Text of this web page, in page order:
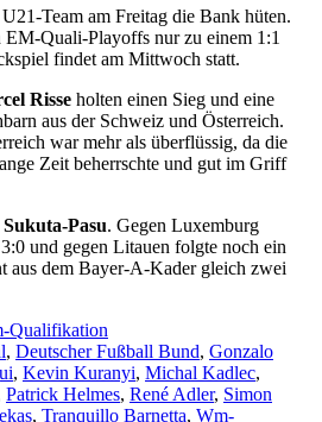
Team am Freitag die Bank hüten.
Quali-Playoffs nur zu einem 1:1
findet am Mittwoch statt.
Risse holten einen Sieg und eine
aus der Schweiz und Österreich.
war mehr als überflüssig, da die
Zeit beherrschte und gut im Griff
Pasu. Gegen Luxemburg
und gegen Litauen folgte noch ein
aus dem Bayer-A-Kader gleich zwei
Qualifikation
, Deutscher Fußball Bund, Gonzalo
, Kevin Kuranyi, Michal Kadlec,
Patrick Helmes, René Adler, Simon
, Tranquillo Barnetta, Wm-